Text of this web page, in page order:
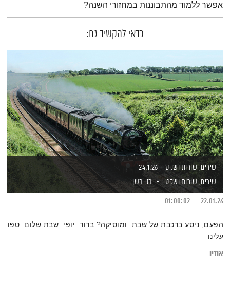
אפשר ללמוד מהתבוננות במחזורי השנה?
כדאי להקשיב גם:
שירים, שורות ושקט – 24.1.26
שירים, שורות ושקט
בני בשן
22.01.26
01:00:02
הפעם, ניסע ברכבת של שבת. ומוסיקה? ברור. יופי. שבת שלום. טפו
עלינו
אודיו